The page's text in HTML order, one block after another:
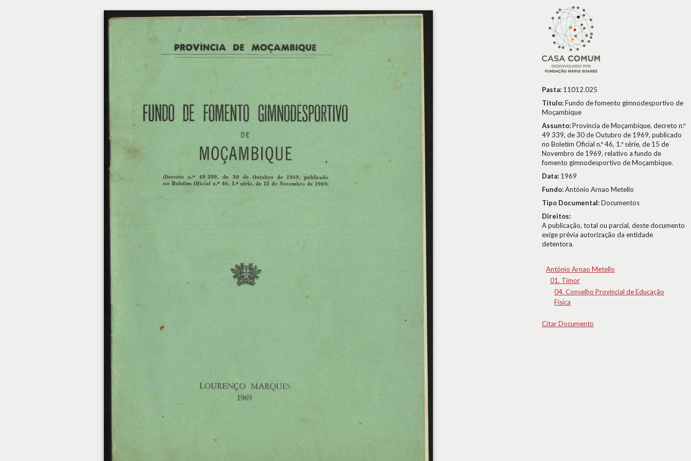
Pasta: 11012.025
Título:Fundo de fomento gimnodesportivo de
Moçambique
Assunto:Província de Moçambique, decreto n.º
49 339, de 30 de Outubro de 1969, publicado
no Boletim Oficial n.º 46, 1.ª série, de 15 de
Novembro de 1969, relativo a fundo de
fomento gimnodesportivo de Moçambique.
Data: 1969
Fundo:António Arnao Metello
Tipo Documental:Documentos
Direitos:
A publicação, total ou parcial, deste documento
exige prévia autorização da entidade
detentora.
António Arnao Metello
01. Timor
04. Conselho Provincial de Educação
Física
Citar Documento